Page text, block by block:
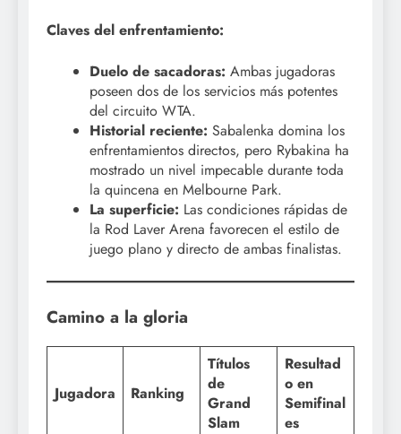
Claves del enfrentamiento:
Duelo de sacadoras: Ambas jugadoras
poseen dos de los servicios más potentes
del circuito WTA.
Historial reciente: Sabalenka domina los
enfrentamientos directos, pero Rybakina ha
mostrado un nivel impecable durante toda
la quincena en Melbourne Park.
La superficie: Las condiciones rápidas de
la Rod Laver Arena favorecen el estilo de
juego plano y directo de ambas finalistas.
Camino a la gloria
Jugadora Ranking
Títulos
de
Grand
Slam
Resultad
o en
Semifinal
es